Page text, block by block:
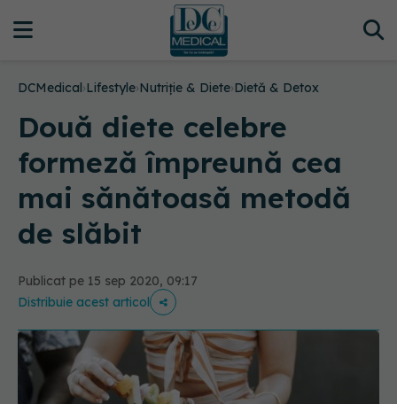
DCMedical›Lifestyle›Nutriție & Diete›Dietă & Detox
Două diete celebre
formeză împreună cea
mai sănătoasă metodă
de slăbit
Publicat pe 15 sep 2020, 09:17
Distribuie acest articol